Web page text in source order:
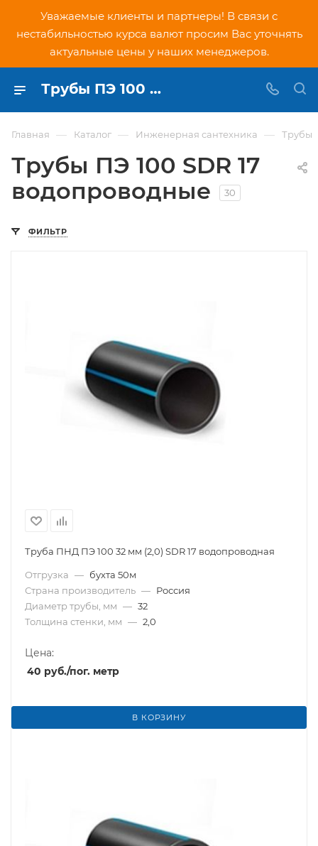
Уважаемые клиенты и партнеры! В связи с
нестабильностью курса валют просим Вас уточнять
актуальные цены у наших менеджеров.
Трубы ПЭ 100 SDR 17 для воды купить в Москве - цены в интернет-магазине PNDtech.ru
Главная — Каталог — Инженерная сантехника — Трубы
Трубы ПЭ 100 SDR 17
водопроводные
30
ФИЛЬТР
Труба ПНД ПЭ 100 32 мм (2,0) SDR 17 водопроводная
Отгрузка — бухта 50м
Страна производитель — Россия
Диаметр трубы, мм — 32
Толщина стенки, мм — 2,0
Цена:
40 руб./пог. метр
В КОРЗИНУ